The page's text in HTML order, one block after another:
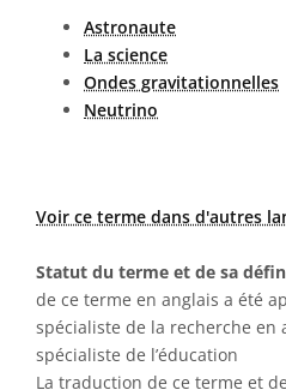
Astronaute
La science
Ondes gravitationnelles
Neutrino
Voir ce terme dans d'autres
Statut du terme et de sa
de ce terme en anglais a été
spécialiste de la recherche en
spécialiste de l’éducation
La traduction de ce terme et